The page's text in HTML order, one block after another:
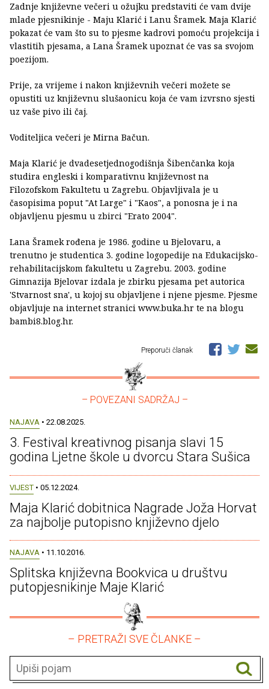
Zadnje književne večeri u ožujku predstaviti će vam dvije
mlade pjesnikinje - Maju Klarić i Lanu Šramek. Maja Klarić
pokazat će vam što su to pjesme kadrovi pomoću projekcija i
vlastitih pjesama, a Lana Šramek upoznat će vas sa svojom
poezijom.
Prije, za vrijeme i nakon književnih večeri možete se
opustiti uz književnu slušaonicu koja će vam izvrsno sjesti
uz vaše pivo ili čaj.
Voditeljica večeri je Mirna Bačun.
Maja Klarić je dvadesetjednogodišnja Šibenčanka koja
studira engleski i komparativnu književnost na
Filozofskom Fakultetu u Zagrebu. Objavljivala je u
časopisima poput "At Large" i "Kaos", a ponosna je i na
objavljenu pjesmu u zbirci "Erato 2004".
Lana Šramek rođena je 1986. godine u Bjelovaru, a
trenutno je studentica 3. godine logopedije na Edukacijsko-
rehabilitacijskom fakultetu u Zagrebu. 2003. godine
Gimnazija Bjelovar izdala je zbirku pjesama pet autorica
'Stvarnost sna', u kojoj su objavljene i njene pjesme. Pjesme
objavljuje na internet stranici www.buka.hr te na blogu
bambi8.blog.hr.
Preporuči članak
– POVEZANI SADRŽAJ –
NAJAVA • 22.08.2025.
3. Festival kreativnog pisanja slavi 15
godina Ljetne škole u dvorcu Stara Sušica
VIJEST • 05.12.2024.
Maja Klarić dobitnica Nagrade Joža Horvat
za najbolje putopisno književno djelo
NAJAVA • 11.10.2016.
Splitska književna Bookvica u društvu
putopjesnikinje Maje Klarić
– PRETRAŽI SVE ČLANKE –